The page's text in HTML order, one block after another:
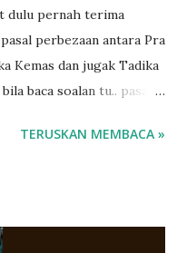
dulu pernah terima
perbezaan antara Pra
Kemas dan jugak Tadika
baca soalan tu.. pasal
dan aku hentam je
fikir-fikirkan balik terasa
TERUSKAN MEMBACA »